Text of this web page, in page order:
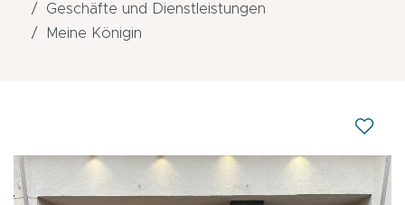
Geschäfte und Dienstleistungen
Meine Königin